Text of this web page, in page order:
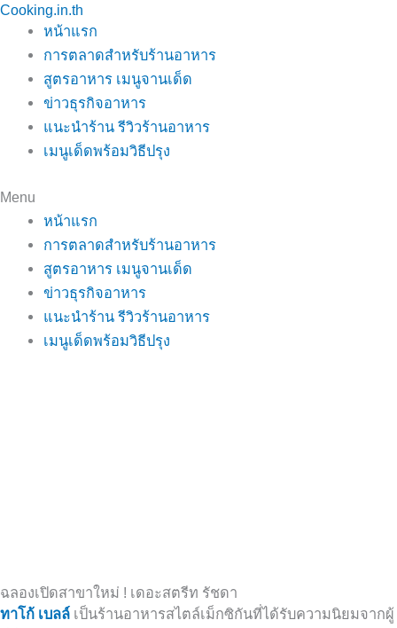
Skip
content
Cooking.in.th
หน้าแรก
การตลาดสำหรับร้านอาหาร
สูตรอาหาร เมนูจานเด็ด
ข่าวธุรกิจอาหาร
แนะนำร้าน รีวิวร้านอาหาร
เมนูเด็ดพร้อมวิธีปรุง
Menu
หน้าแรก
การตลาดสำหรับร้านอาหาร
สูตรอาหาร เมนูจานเด็ด
ข่าวธุรกิจอาหาร
แนะนำร้าน รีวิวร้านอาหาร
เมนูเด็ดพร้อมวิธีปรุง
ฉลองเปิดสาขาใหม่ ! เดอะสตรีท รัชดา
ทาโก้ เบลล์ เป็นร้านอาหารสไตล์เม็กซิกันที่ได้รับความนิยมจากผู้